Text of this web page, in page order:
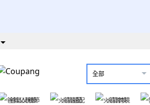
全部
爸氣父親節
火箭速配 火箭跨境